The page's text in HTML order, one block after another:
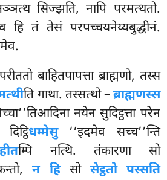
सिज्झति, नापि परमत्थतो.
हि तं तेसं परपच्चयनेय्यबुद्धीनं.
बाहितपापत्ता ब्राह्मणो, तस्स
ति गाथा. तस्सत्थो –ब्राह्मणस्स
नयेन सुदिट्ठत्ता परेन
धम्मेसु‘‘इदमेव सच्च’’न्ति
म्पि नत्थि. तंकारणा सो
न हिसो सेट्ठतो पस्सति